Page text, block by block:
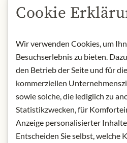
Produktbezeichnung:
Fruchtaufstrich fein
Nettofüllmenge: 200 g
Aufbewahrung: Nach
gekühlt lagern und
verbrauchen.
Kontakt: Staud's
3, 1160 Wien,
AT-BIO-301
EU-Landwirtschaft.
Cookie
Wir verwenden Cookies, um
Besuchserlebnis zu bieten.
den Betrieb der Seite und für
kommerziellen
sowie solche, die lediglich zu
Statistikzwecken, für
Anzeige personalisierter
Entscheiden Sie selbst, welche